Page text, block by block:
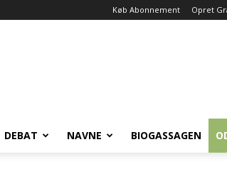
Køb Abonnement Opret
DEBAT NAVNE BIOGASSAGEN